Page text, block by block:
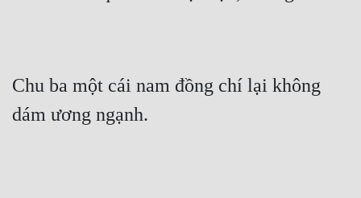
Chu ba một cái nam đồng chí lại không
dám ương ngạnh.